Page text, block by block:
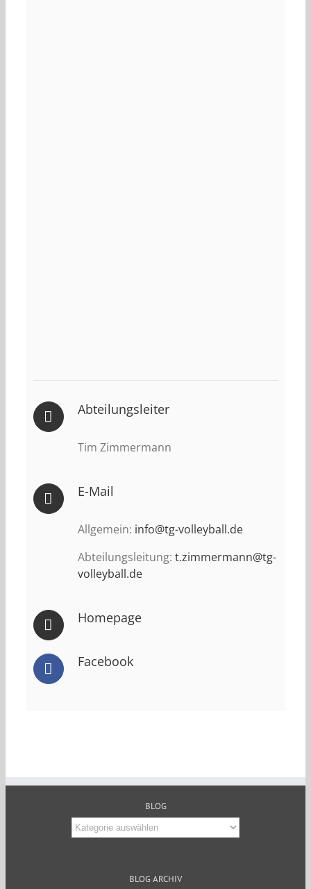
Abteilungsleiter
Tim Zimmermann
E-Mail
Allgemein: info@tg-volleyball.de
Abteilungsleitung: t.zimmermann@tg-
volleyball.de
Homepage
Facebook
BLOG
Blog
BLOG ARCHIV